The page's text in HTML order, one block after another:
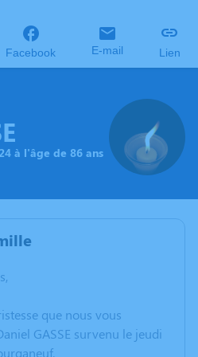
Facebook E-mail Lien
à l'âge de 86 ans
que nous vous
GASSE survenu le jeudi